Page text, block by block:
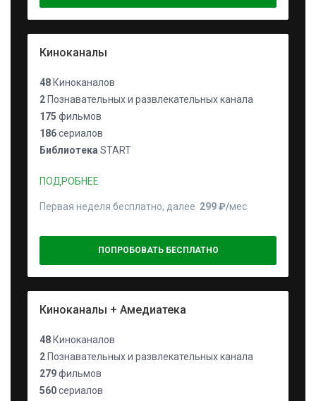
Киноканалы
48 Киноканалов
2 Познавательных и развлекательных канала
175 фильмов
186сериалов
Библиотека START
ПОДРОБНЕЕ
Первая неделя бесплатно, далее 299 ₽⁠/⁠мес
ПОПРОБОВАТЬ БЕСПЛАТНО
Киноканалы + Амедиатека
48 Киноканалов
2 Познавательных и развлекательных канала
279фильмов
560сериалов